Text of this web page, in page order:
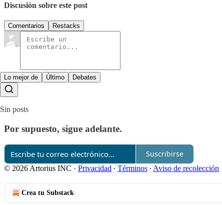
Discusión sobre este post
Comentarios Restacks
Lo mejor de Último Debates
Sin posts
Por supuesto, sigue adelante.
Suscribirse
© 2026 Artorius INC · Privacidad ∙ Términos ∙ Aviso de recolección
Crea tu Substack